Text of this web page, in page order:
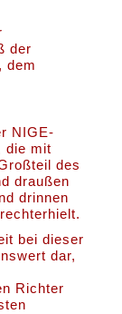
der
dem
NIGE-
die mit
des
draußen
drinnen
bei dieser
dar,
Richter